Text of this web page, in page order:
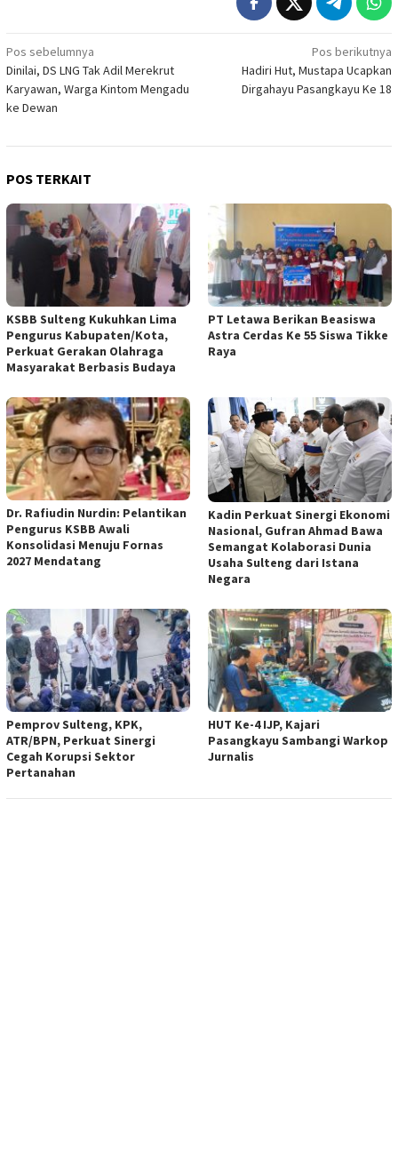
Navigasi
pos
Pos sebelumnya
Dinilai, DS LNG Tak Adil Merekrut
Karyawan, Warga Kintom Mengadu
ke Dewan
Pos berikutnya
Hadiri Hut, Mustapa Ucapkan
Dirgahayu Pasangkayu Ke 18
POS TERKAIT
KSBB Sulteng Kukuhkan Lima
Pengurus Kabupaten/Kota,
Perkuat Gerakan Olahraga
Masyarakat Berbasis Budaya
PT Letawa Berikan Beasiswa
Astra Cerdas Ke 55 Siswa Tikke
Raya
Dr. Rafiudin Nurdin: Pelantikan
Pengurus KSBB Awali
Konsolidasi Menuju Fornas
2027 Mendatang
Kadin Perkuat Sinergi Ekonomi
Nasional, Gufran Ahmad Bawa
Semangat Kolaborasi Dunia
Usaha Sulteng dari Istana
Negara
Pemprov Sulteng, KPK,
ATR/BPN, Perkuat Sinergi
Cegah Korupsi Sektor
Pertanahan
HUT Ke-4 IJP, Kajari
Pasangkayu Sambangi Warkop
Jurnalis